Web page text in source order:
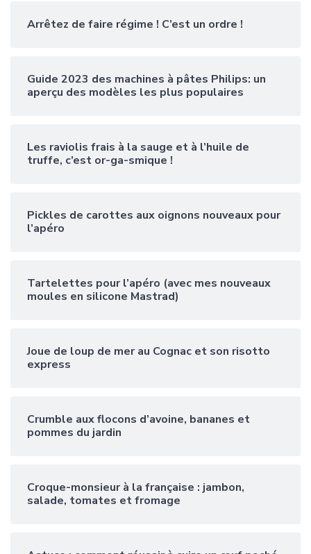
Arrêtez de faire régime ! C’est un ordre !
Guide 2023 des machines à pâtes Philips: un
aperçu des modèles les plus populaires
Les raviolis frais à la sauge et à l’huile de
truffe, c’est or-ga-smique !
Pickles de carottes aux oignons nouveaux pour
l’apéro
Tartelettes pour l’apéro (avec mes nouveaux
moules en silicone Mastrad)
Joue de loup de mer au Cognac et son risotto
express
Crumble aux flocons d’avoine, bananes et
pommes du jardin
Croque-monsieur à la française : jambon,
salade, tomates et fromage